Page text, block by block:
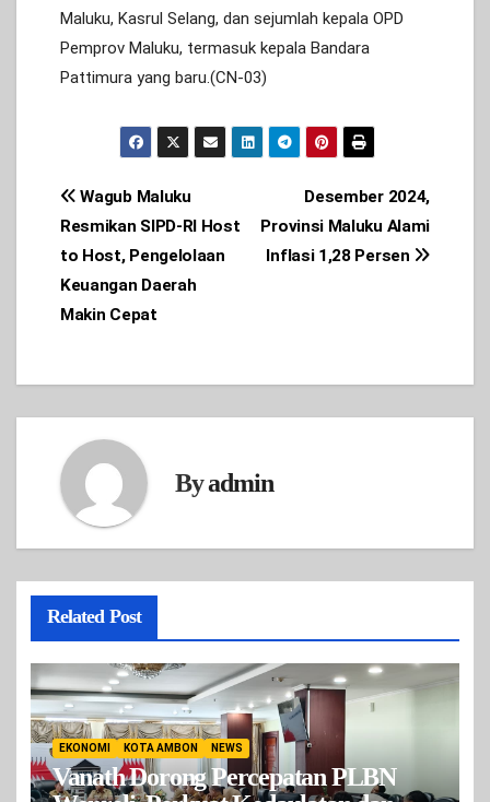
Maluku, Kasrul Selang, dan sejumlah kepala OPD
Pemprov Maluku, termasuk kepala Bandara
Pattimura yang baru.(CN-03)
Post
navigation
Desember 2024,
Provinsi Maluku Alami
Inflasi 1,28 Persen
Wagub Maluku
Resmikan SIPD-RI Host
to Host, Pengelolaan
Keuangan Daerah
Makin Cepat
Byadmin
Related Post
EKONOMI KOTA AMBON NEWS
Vanath Dorong Percepatan PLBN